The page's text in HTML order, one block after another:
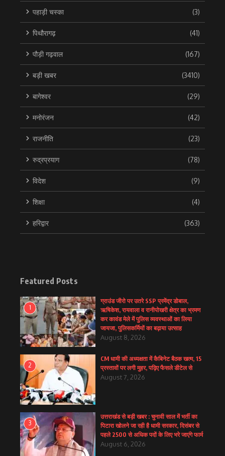
पहाड़ी चस्का (3)
पिथौरागढ़ (41)
पौड़ी गढ़वाल (167)
बड़ी खबर (3410)
बागेश्वर (29)
मनोरंजन (42)
राजनीति (23)
रुद्रप्रयाग (78)
विदेश (9)
शिक्षा (4)
हरिद्वार (363)
Featured Posts
1
ग्राउंड जीरो पर उतरे SSP प्रमेंद्र डोबाल,
ऋषिकेश, रायवाला व रानीपोखरी क्षेत्र का भ्रमण
कर कावंड मेले में पुलिस व्यवस्थाओं का लिया
जायजा, पुलिसकर्मियों का बढ़ाया उत्साह
August 8, 2026
2
CM धामी की अध्यक्षता में कैबिनेट बैठक खत्म, 15
प्रस्तावों पर लगी मुहर, पढ़िए फैसले डीटेल से
August 7, 2026
3
उत्तराखंड से बड़ी खबर : चुनावी साल में भर्ती का
पिटारा खोलने जा रही है धामी सरकार, दिसंबर से
पहले 2500 से अधिक पदों के लिए भरे जाएंगे फार्म
August 6, 2026